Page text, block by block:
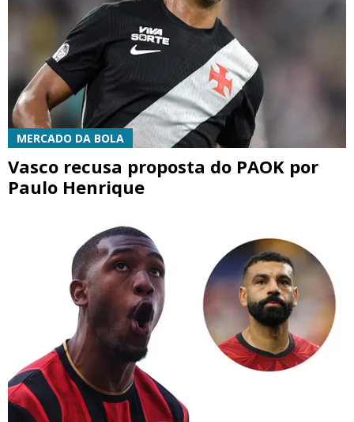
MERCADO DA BOLA
Vasco recusa proposta do PAOK por
Paulo Henrique